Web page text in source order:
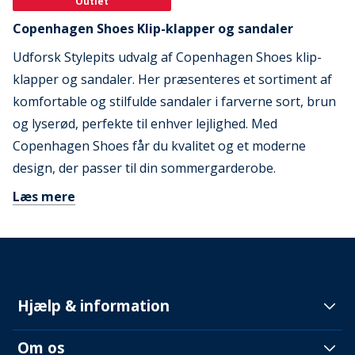
Copenhagen Shoes Klip-klapper og sandaler
Udforsk Stylepits udvalg af Copenhagen Shoes klip-
klapper og sandaler. Her præsenteres et sortiment af
komfortable og stilfulde sandaler i farverne sort, brun
og lyserød, perfekte til enhver lejlighed. Med
Copenhagen Shoes får du kvalitet og et moderne
design, der passer til din sommergarderobe.
Læs mere
Hjælp & information
Om os